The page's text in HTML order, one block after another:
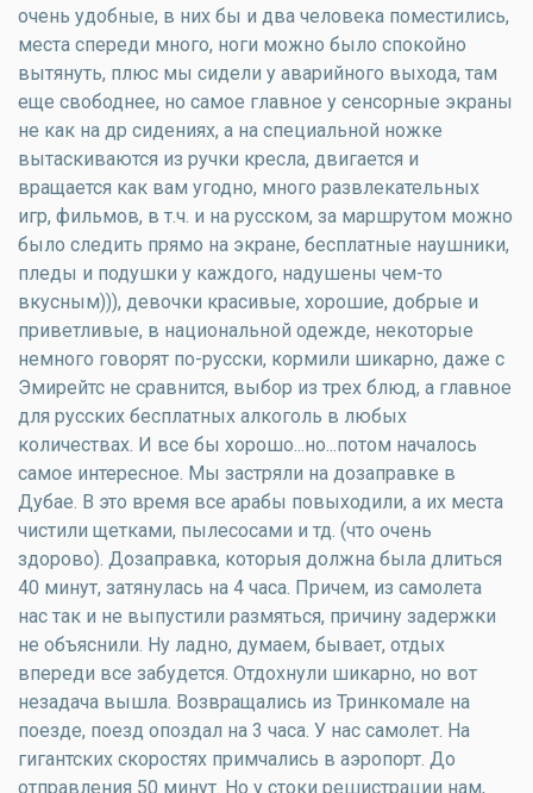
очень удобные, в них бы и два человека поместились,
места спереди много, ноги можно было спокойно
вытянуть, плюс мы сидели у аварийного выхода, там
еще свободнее, но самое главное у сенсорные экраны
не как на др сидениях, а на специальной ножке
вытаскиваются из ручки кресла, двигается и
вращается как вам угодно, много развлекательных
игр, фильмов, в т.ч. и на русском, за маршрутом можно
было следить прямо на экране, бесплатные наушники,
пледы и подушки у каждого, надушены чем-то
вкусным))), девочки красивые, хорошие, добрые и
приветливые, в национальной одежде, некоторые
немного говорят по-русски, кормили шикарно, даже с
Эмирейтс не сравнится, выбор из трех блюд, а главное
для русских бесплатных алкоголь в любых
количествах. И все бы хорошо...но...потом началось
самое интересное. Мы застряли на дозаправке в
Дубае. В это время все арабы повыходили, а их места
чистили щетками, пылесосами и тд. (что очень
здорово). Дозаправка, которыя должна была длиться
40 минут, затянулась на 4 часа. Причем, из самолета
нас так и не выпустили размяться, причину задержки
не объяснили. Ну ладно, думаем, бывает, отдых
впереди все забудется. Отдохнули шикарно, но вот
незадача вышла. Возвращались из Тринкомале на
поезде, поезд опоздал на 3 часа. У нас самолет. На
гигантских скоростях примчались в аэропорт. До
отправления 50 минут. Но у стоки решистрации нам,